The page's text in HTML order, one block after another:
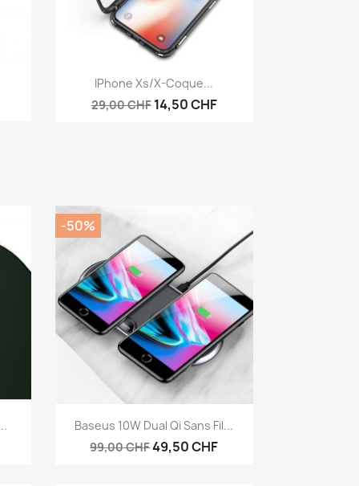
Aperçu rapide
IPhone Xs/X-Coque...
29,00 CHF 14,50 CHF
 Aperçu rapide
Baseus 10W Dual Qi Sans Fil...
99,00 CHF49,50 CHF
-50%